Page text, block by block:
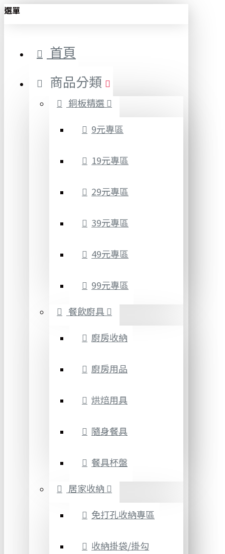
選單
首頁
商品分類
銅板精選
9元專區
19元專區
29元專區
39元專區
49元專區
99元專區
餐飲廚具
廚房收納
廚房用品
烘焙用具
隨身餐具
餐具杯盤
居家收納
免打孔收納專區
收納掛袋/掛勾